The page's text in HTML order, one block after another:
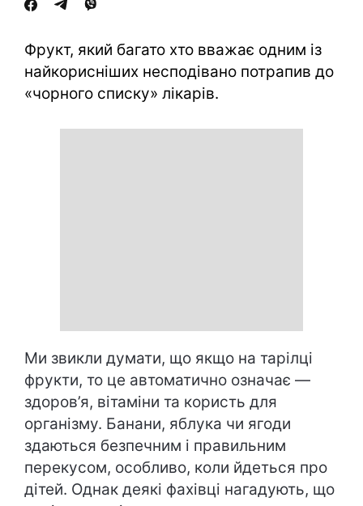
Фрукт, який багато хто вважає одним із
найкорисніших несподівано потрапив до
«чорного списку» лікарів.
Ми звикли думати, що якщо на тарілці
фрукти, то це автоматично означає —
здоров’я, вітаміни та користь для
організму. Банани, яблука чи ягоди
здаються безпечним і правильним
перекусом, особливо, коли йдеться про
дітей. Однак деякі фахівці нагадують, що